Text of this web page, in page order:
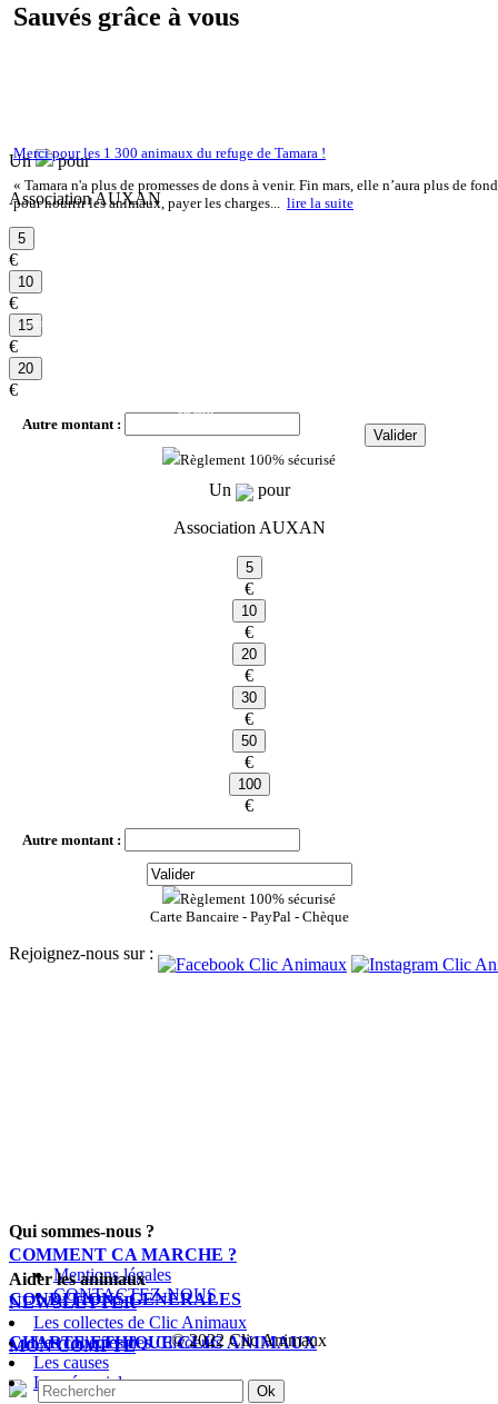
Sauvés grâce à vous
Merci pour les 1 300 animaux du refuge de Tamara !
« Tamara n'a plus de promesses de dons à venir. Fin mars, elle n’aura plus de
pour nourrir les animaux, payer les charges... lire la suite
Un
pour
Association AUXAN
€
par mois
€
€
€
par mois
Autre montant :
Règlement 100% sécurisé
Un
pour
Association AUXAN
€
€
€
€
€
€
Autre montant :
Règlement 100% sécurisé
Carte Bancaire - PayPal - Chèque
Rejoignez-nous sur :
Qui sommes-nous ?
Mentions légales
CONTACTEZ-NOUS
COMMENT CA MARCHE ?
CONDITIONS GENERALES
CHARTE ETHIQUE CLIC ANIMAUX
Aider les animaux
Les collectes de Clic Animaux
Les collectes des Clicoeurs
Les causes
Le mémorial
NEWSLETTER
MON COMPTE © 2022 Clic Animaux